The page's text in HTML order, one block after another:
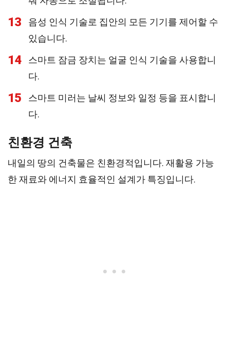
13
음성 인식 기술로 집안의 모든 기기를 제어할 수
있습니다.
14
스마트 잠금 장치는 얼굴 인식 기술을 사용합니
다.
15
스마트 미러는 날씨 정보와 일정 등을 표시합니
다.
친환경 건축
내일의 땅의 건축물은 친환경적입니다. 재활용 가능
한 재료와 에너지 효율적인 설계가 특징입니다.